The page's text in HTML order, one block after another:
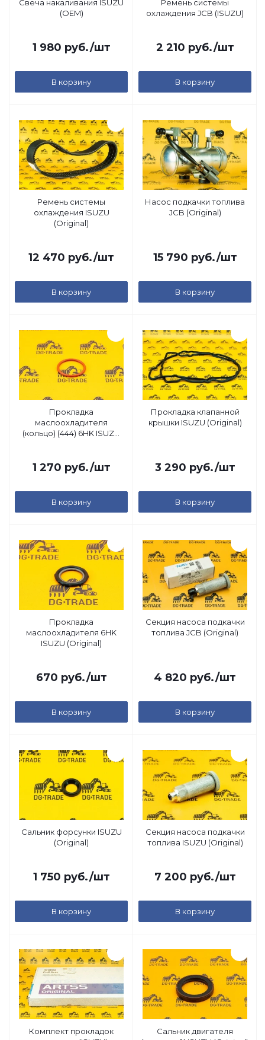
Свеча накаливания ISUZU
(OEM)
1 980 руб./шт
В корзину
Ремень системы
охлаждения JCB (ISUZU)
2 210 руб./шт
В корзину
Ремень системы
охлаждения ISUZU
(Original)
12 470 руб./шт
В корзину
Насос подкачки топлива
JCB (Original)
15 790 руб./шт
В корзину
Прокладка
маслоохладителя
(кольцо) (444) 6HK ISUZU
1 270 руб./шт
В корзину
Прокладка клапанной
крышки ISUZU (Original)
3 290 руб./шт
В корзину
Прокладка
маслоохладителя 6HK
ISUZU (Original)
670 руб./шт
В корзину
Секция насоса подкачки
топлива JCB (Original)
4 820 руб./шт
В корзину
Сальник форсунки ISUZU
(Original)
1 750 руб./шт
В корзину
Секция насоса подкачки
топлива ISUZU (Original)
7 200 руб./шт
В корзину
Комплект прокладок
Сальник двигателя